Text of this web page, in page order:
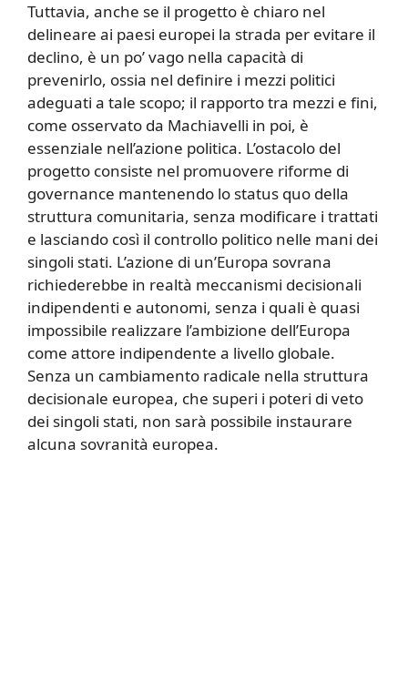
Tuttavia, anche se il progetto è chiaro nel
delineare ai paesi europei la strada per evitare il
declino, è un po’ vago nella capacità di
prevenirlo, ossia nel definire i mezzi politici
adeguati a tale scopo; il rapporto tra mezzi e fini,
come osservato da Machiavelli in poi, è
essenziale nell’azione politica. L’ostacolo del
progetto consiste nel promuovere riforme di
governance mantenendo lo status quo della
struttura comunitaria, senza modificare i trattati
e lasciando così il controllo politico nelle mani dei
singoli stati. L’azione di un’Europa sovrana
richiederebbe in realtà meccanismi decisionali
indipendenti e autonomi, senza i quali è quasi
impossibile realizzare l’ambizione dell’Europa
come attore indipendente a livello globale.
Senza un cambiamento radicale nella struttura
decisionale europea, che superi i poteri di veto
dei singoli stati, non sarà possibile instaurare
alcuna sovranità europea.